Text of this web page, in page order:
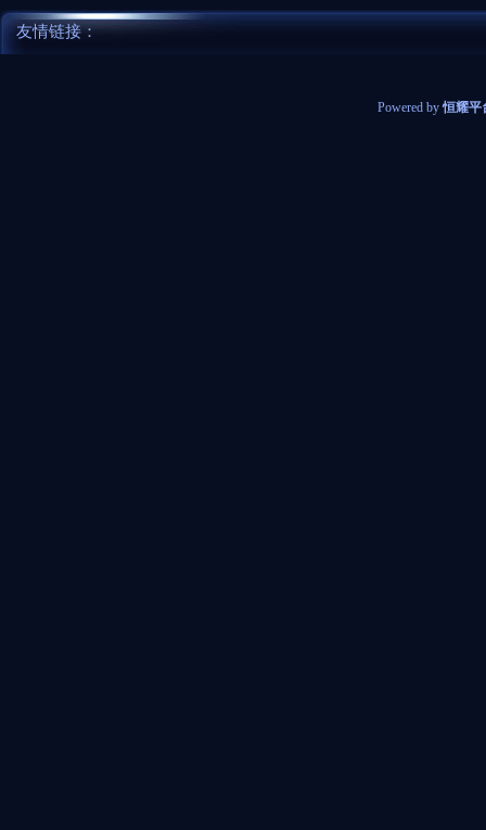
友情链接：
Powered by恒耀平